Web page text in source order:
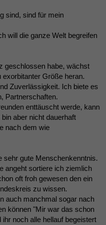
sind, sind für mein
will die ganze Welt begreifen
geschlossen habe, wächst
Größe heran.
Zuverlässigkeit. Ich biete es
Partnerschaften.
enttäuscht werde, kann
aber nicht dauerhaft
nach dem wie
sehr gute Menschenkenntnis.
angeht sortiere ich ziemlich
oft froh gewesen den ein
zu wissen.
auch manchmal sogar nach
können "Mir war das schon
noch alle hellauf begeistert